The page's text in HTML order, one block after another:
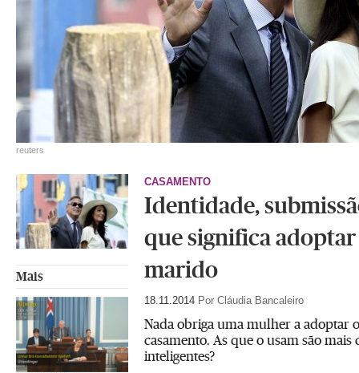
reuters
CASAMENTO
Identidade,
que significa
marido
18.11.2014 Por Cláudia Bancaleiro
Nada obriga uma mulher a adoptar
casamento. As que o usam são mais
inteligentes?
Mais